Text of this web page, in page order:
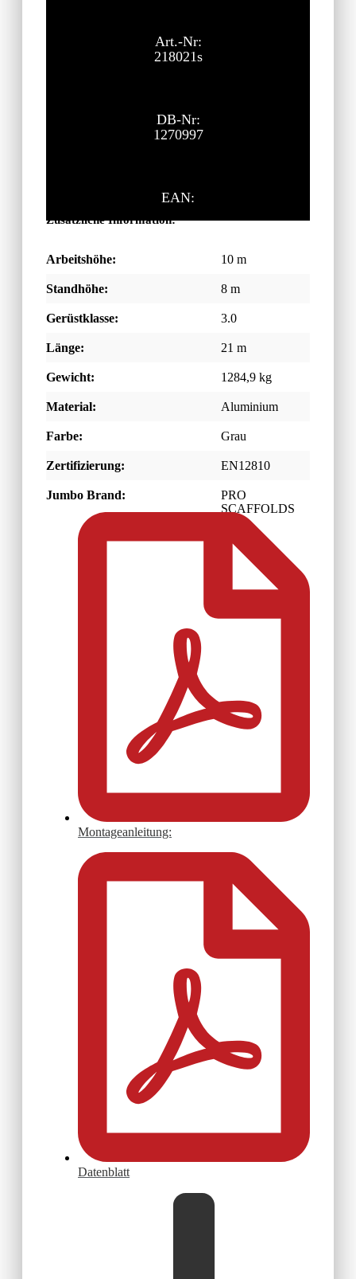
Art.-Nr:
218021s
DB-Nr:
1270997
EAN:
Zusätzliche Information:
Arbeitshöhe: 10 m
Standhöhe: 8 m
Gerüstklasse: 3.0
Länge: 21 m
Gewicht: 1284,9 kg
Material: Aluminium
Farbe: Grau
Zertifizierung: EN12810
Jumbo Brand:
PRO
SCAFFOLDS
Montageanleitung:
Datenblatt